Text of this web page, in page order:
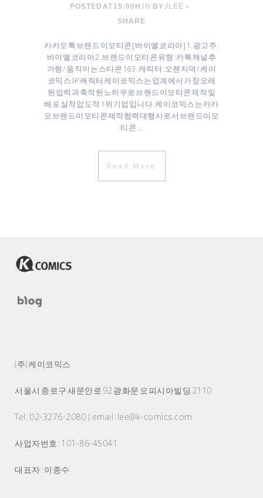
POSTED AT 15:00H IN BYJLEE
SHARE
카카오톡 브랜드 이모티콘 [ 바이엘 코리아 ] 1. 광고주 :
바이엘 코리아 2. 브랜드 이모티콘 유형 : 카톡 채널추
가형 / 움직이는 스티콘 16 3. 캐릭터 : 오렌지덕 / 케이
코믹스 IP 캐릭터 케이코믹스는 업계에서 가장 오래
된 업력과 축적된 노하우로 브랜드이모티콘 제작 및
배포 실적 압도적 1위 기업입니다. 케이코믹스는 카카
오 브랜드이모티콘 제작협력대행사로서 브랜드이모
티콘...
Read More
(주) 케이코믹스
서울시 종로구 새문안로 92 광화문 오피시아빌딩 2110
Tel : 02-3276-2080 | email : lee@k-comics.com
사업자번호 : 101-86-45041
대표자 : 이종수